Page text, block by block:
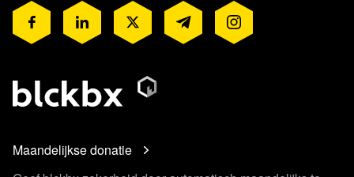
Maandelijkse donatie